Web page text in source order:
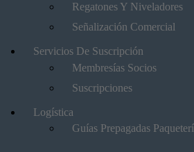
Regatones Y Niveladores
Señalización Comercial
Servicios De Suscripción
Membresías Socios
Suscripciones
Logística
Guías Prepagadas